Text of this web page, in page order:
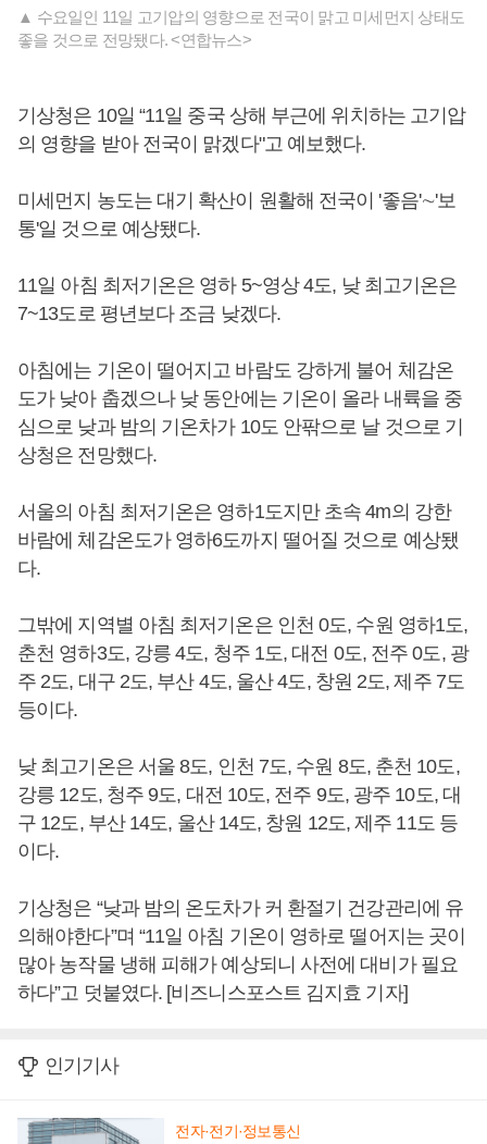
▲ 수요일인 11일 고기압의 영향으로 전국이 맑고 미세먼지 상태도
좋을 것으로 전망됐다. <연합뉴스>
기상청은 10일 “11일 중국 상해 부근에 위치하는 고기압
의 영향을 받아 전국이 맑겠다"고 예보했다.
미세먼지 농도는 대기 확산이 원활해 전국이 '좋음'∼'보
통'일 것으로 예상됐다.
11일 아침 최저기온은 영하 5~영상 4도, 낮 최고기온은
7~13도로 평년보다 조금 낮겠다.
아침에는 기온이 떨어지고 바람도 강하게 불어 체감온
도가 낮아 춥겠으나 낮 동안에는 기온이 올라 내륙을 중
심으로 낮과 밤의 기온차가 10도 안팎으로 날 것으로 기
상청은 전망했다.
서울의 아침 최저기온은 영하1도지만 초속 4m의 강한
바람에 체감온도가 영하6도까지 떨어질 것으로 예상됐
다.
그밖에 지역별 아침 최저기온은 인천 0도, 수원 영하1도,
춘천 영하3도, 강릉 4도, 청주 1도, 대전 0도, 전주 0도, 광
주 2도, 대구 2도, 부산 4도, 울산 4도, 창원 2도, 제주 7도
등이다.
낮 최고기온은 서울 8도, 인천 7도, 수원 8도, 춘천 10도,
강릉 12도, 청주 9도, 대전 10도, 전주 9도, 광주 10도, 대
구 12도, 부산 14도, 울산 14도, 창원 12도, 제주 11도 등
이다.
기상청은 “낮과 밤의 온도차가 커 환절기 건강관리에 유
의해야한다”며 “11일 아침 기온이 영하로 떨어지는 곳이
많아 농작물 냉해 피해가 예상되니 사전에 대비가 필요
하다”고 덧붙였다. [비즈니스포스트 김지효 기자]
인기기사
전자·전기·정보통신